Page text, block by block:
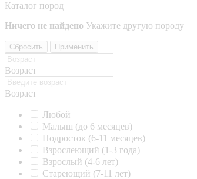
Каталог пород
Ничего не найдено Укажите другую породу
Сбросить Применить
Возраст
Возраст
Любой
Малыш (до 6 месяцев)
Подросток (6-11 месяцев)
Взрослеющий (1-3 года)
Взрослый (4-6 лет)
Стареющий (7-11 лет)